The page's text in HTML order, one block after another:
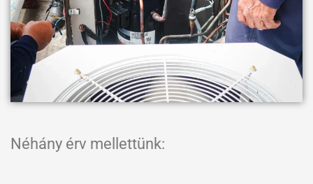
Néhány érv mellettünk: